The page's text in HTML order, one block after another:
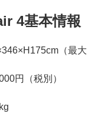
4基本情報
（最大
円（税別）